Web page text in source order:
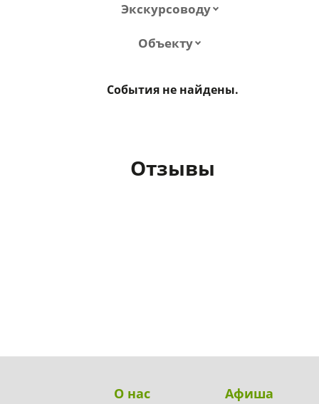
Экскурсоводу
Объекту
События не найдены.
Отзывы
О нас Афиша